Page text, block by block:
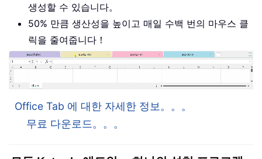
생성할 수 있습니다。
50% 만큼 생산성을 높이고 매일 수백 번의 마우스 클
릭을 줄여줍니다！
Office Tab 에 대한 자세한 정보。。。
무료 다운로드。。。